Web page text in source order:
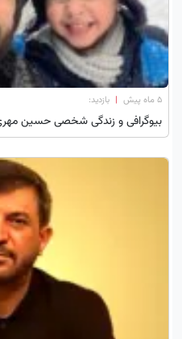
۵ ماه پیش | بازدید:
بیوگرافی و زندگی شخصی حسین